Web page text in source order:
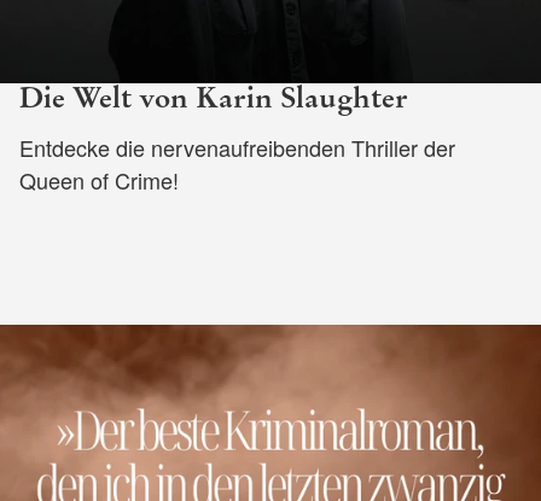
Die Welt von Karin Slaughter
Entdecke die nervenaufreibenden Thriller der
Queen of Crime!